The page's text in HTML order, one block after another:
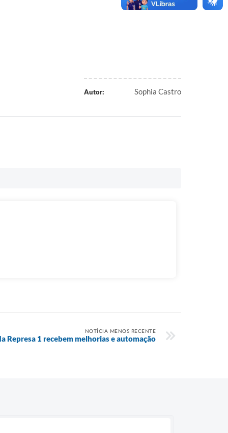
Autor: Sophia Castro
NOTÍCIA MENOS RECENTE
Represa 1 recebem melhorias e automação